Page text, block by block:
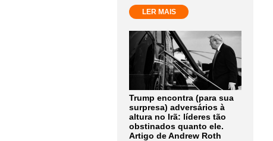
LER MAIS
Trump encontra (para sua
surpresa) adversários à
altura no Irã: líderes tão
obstinados quanto ele.
Artigo de Andrew Roth